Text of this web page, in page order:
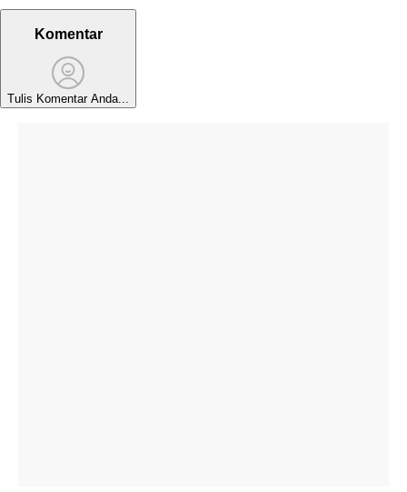
Komentar
Tulis Komentar Anda...